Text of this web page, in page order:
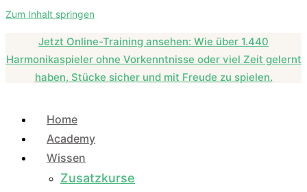
Zum Inhalt springen
Jetzt Online-Training ansehen: Wie über 1.440
Harmonikaspieler ohne Vorkenntnisse oder viel Zeit gelernt
haben, Stücke sicher und mit Freude zu spielen.
Home
Academy
Wissen
Zusatzkurse